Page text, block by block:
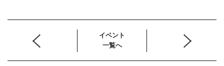
イベント
一覧へ